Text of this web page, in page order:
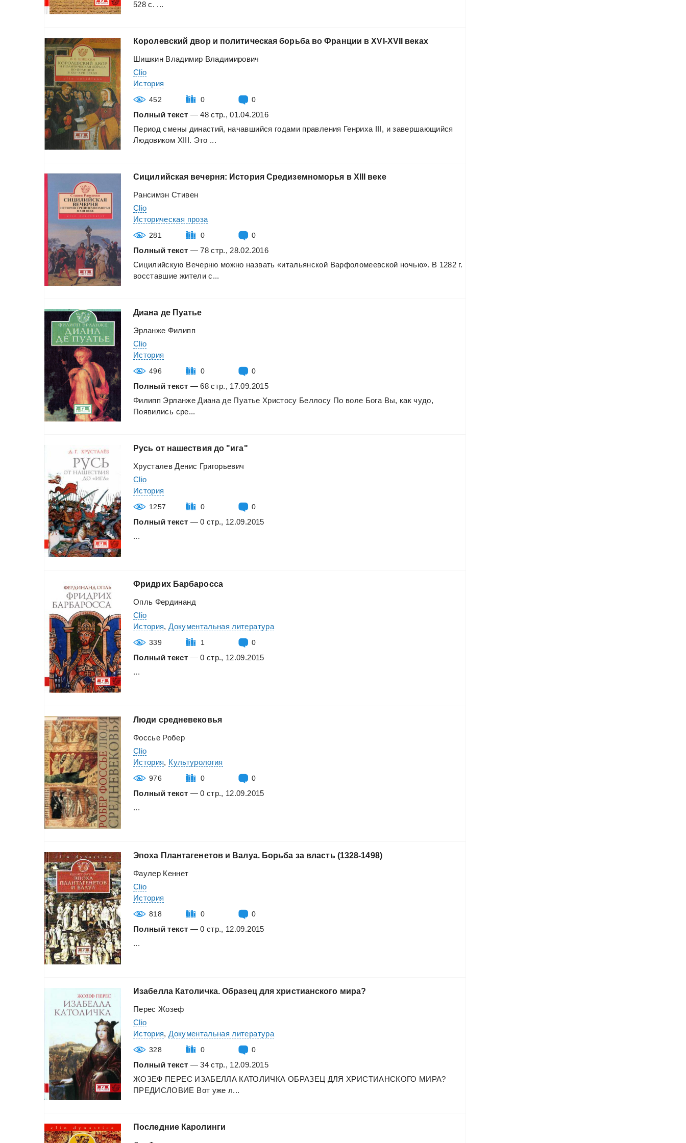
528 с. ...
Королевский двор и политическая борьба во Франции в XVI-XVII веках
Шишкин Владимир Владимирович
Clio
История
452 0 0
Полный текст — 48 стр., 01.04.2016
Период смены династий, начавшийся годами правления Генриха III, и завершающийся
Людовиком XIII. Это ...
Сицилийская вечерня: История Средиземноморья в XIII веке
Рансимэн Стивен
Clio
Историческая проза
281 0 0
Полный текст — 78 стр., 28.02.2016
Сицилийскую Вечерню можно назвать «итальянской Варфоломеевской ночью». В 1282 г.
восставшие жители с...
Диана де Пуатье
Эрланже Филипп
Clio
История
496 0 0
Полный текст — 68 стр., 17.09.2015
Филипп Эрланже Диана де Пуатье Христосу Беллосу По воле Бога Вы, как чудо,
Появились сре...
Русь от нашествия до "ига"
Хрусталев Денис Григорьевич
Clio
История
1257 0 0
Полный текст — 0 стр., 12.09.2015
...
Фридрих Барбаросса
Опль Фердинанд
Clio
История,Документальная литература
339 1 0
Полный текст — 0 стр., 12.09.2015
...
Люди средневековья
Фоссье Робер
Clio
История, Культурология
976 0 0
Полный текст — 0 стр., 12.09.2015
...
Эпоха Плантагенетов и Валуа. Борьба за власть (1328-1498)
Фаулер Кеннет
Clio
История
818 0 0
Полный текст — 0 стр., 12.09.2015
...
Изабелла Католичка. Образец для христианского мира?
Перес Жозеф
Clio
История,Документальная литература
328 0 0
Полный текст — 34 стр., 12.09.2015
ЖОЗЕФ ПЕРЕС ИЗАБЕЛЛА КАТОЛИЧКА ОБРАЗЕЦ ДЛЯ ХРИСТИАНСКОГО МИРА?
ПРЕДИСЛОВИЕ Вот уже л...
Последние Каролинги